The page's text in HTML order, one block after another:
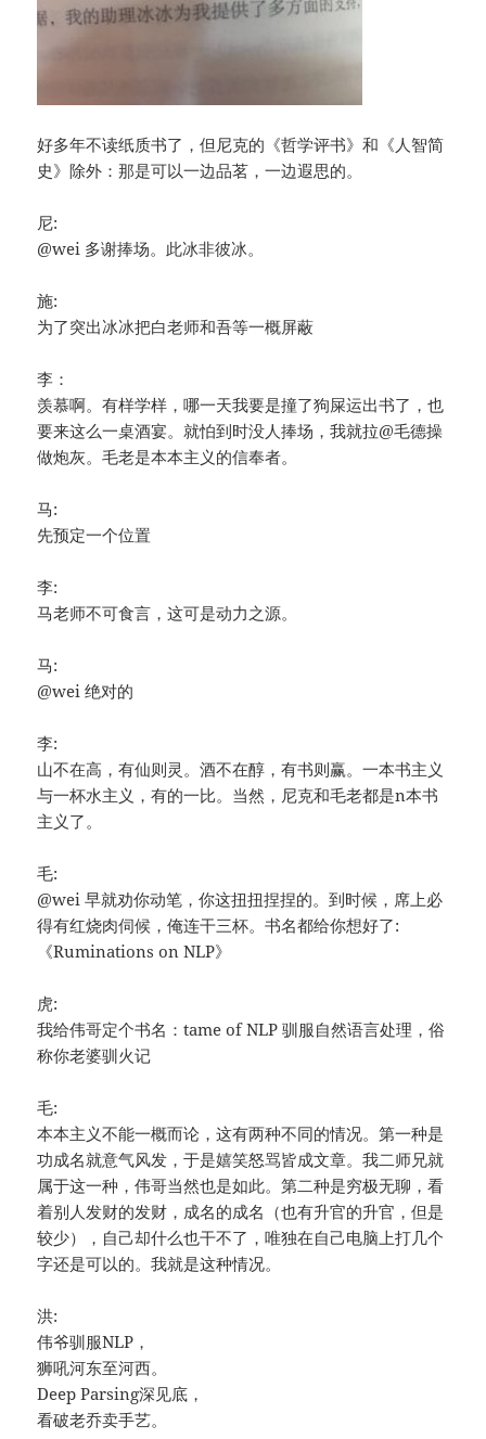
好多年不读纸质书了，但尼克的《哲学评书》和《人智简
史》除外：那是可以一边品茗，一边遐思的。
尼:
@wei 多谢捧场。此冰非彼冰。
施:
为了突出冰冰把白老师和吾等一概屏蔽
李：
羡慕啊。有样学样，哪一天我要是撞了狗屎运出书了，也
要来这么一桌酒宴。就怕到时没人捧场，我就拉@毛德操
做炮灰。毛老是本本主义的信奉者。
马:
先预定一个位置
李:
马老师不可食言，这可是动力之源。
马:
@wei 绝对的
李:
山不在高，有仙则灵。酒不在醇，有书则赢。一本书主义
与一杯水主义，有的一比。当然，尼克和毛老都是n本书
主义了。
毛:
@wei 早就劝你动笔，你这扭扭捏捏的。到时候，席上必
得有红烧肉伺候，俺连干三杯。书名都给你想好了:
《Ruminations on NLP》
虎:
我给伟哥定个书名：tame of NLP 驯服自然语言处理，俗
称你老婆驯火记
毛:
本本主义不能一概而论，这有两种不同的情况。第一种是
功成名就意气风发，于是嬉笑怒骂皆成文章。我二师兄就
属于这一种，伟哥当然也是如此。第二种是穷极无聊，看
着别人发财的发财，成名的成名（也有升官的升官，但是
较少），自己却什么也干不了，唯独在自己电脑上打几个
字还是可以的。我就是这种情况。
洪:
伟爷驯服NLP，
狮吼河东至河西。
Deep Parsing深见底，
看破老乔卖手艺。